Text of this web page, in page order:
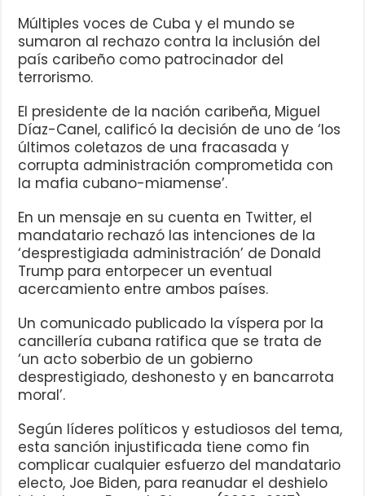
Múltiples voces de Cuba y el mundo se
sumaron al rechazo contra la inclusión del
país caribeño como patrocinador del
terrorismo.
El presidente de la nación caribeña, Miguel
Díaz-Canel, calificó la decisión de uno de ‘los
últimos coletazos de una fracasada y
corrupta administración comprometida con
la mafia cubano-miamense’.
En un mensaje en su cuenta en Twitter, el
mandatario rechazó las intenciones de la
‘desprestigiada administración’ de Donald
Trump para entorpecer un eventual
acercamiento entre ambos países.
Un comunicado publicado la víspera por la
cancillería cubana ratifica que se trata de
‘un acto soberbio de un gobierno
desprestigiado, deshonesto y en bancarrota
moral’.
Según líderes políticos y estudiosos del tema,
esta sanción injustificada tiene como fin
complicar cualquier esfuerzo del mandatario
electo, Joe Biden, para reanudar el deshielo